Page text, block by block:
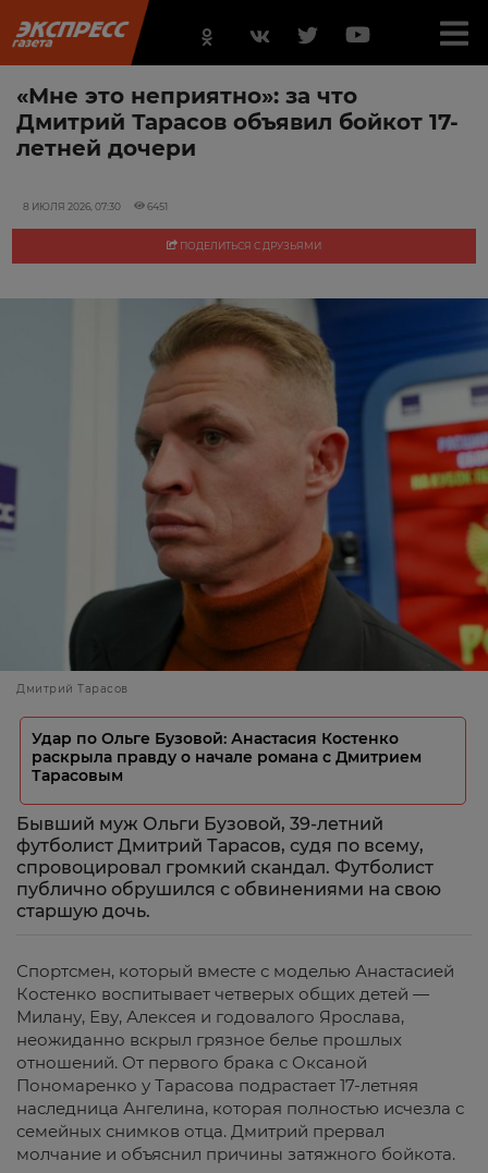
«Мне это неприятно»: за что
Дмитрий Тарасов объявил бойкот 17-
летней дочери
8 ИЮЛЯ 2026, 07:30 6451
ПОДЕЛИТЬСЯ С ДРУЗЬЯМИ
Дмитрий Тарасов
Удар по Ольге Бузовой: Анастасия Костенко
раскрыла правду о начале романа с Дмитрием
Тарасовым
Бывший муж Ольги Бузовой, 39-летний
футболист Дмитрий Тарасов, судя по всему,
спровоцировал громкий скандал. Футболист
публично обрушился с обвинениями на свою
старшую дочь.
Спортсмен, который вместе с моделью Анастасией
Костенко воспитывает четверых общих детей —
Милану, Еву, Алексея и годовалого Ярослава,
неожиданно вскрыл грязное белье прошлых
отношений. От первого брака с Оксаной
Пономаренко у Тарасова подрастает 17-летняя
наследница Ангелина, которая полностью исчезла с
семейных снимков отца. Дмитрий прервал
молчание и объяснил причины затяжного бойкота.